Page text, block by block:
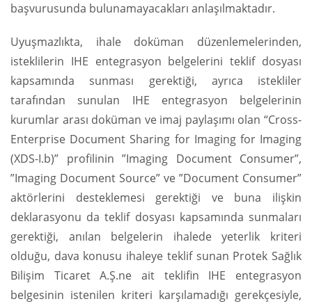
başvurusunda bulunamayacakları anlaşılmaktadır.
Uyuşmazlıkta, ihale doküman düzenlemelerinden,
isteklilerin IHE entegrasyon belgelerini teklif dosyası
kapsamında sunması gerektiği, ayrıca istekliler
tarafından sunulan IHE entegrasyon belgelerinin
kurumlar arası doküman ve imaj paylaşımı olan “Cross-
Enterprise Document Sharing for Imaging for Imaging
(XDS-I.b)” profilinin ”Imaging Document Consumer”,
”Imaging Document Source” ve ”Document Consumer”
aktörlerini desteklemesi gerektiği ve buna ilişkin
deklarasyonu da teklif dosyası kapsamında sunmaları
gerektiği, anılan belgelerin ihalede yeterlik kriteri
olduğu, dava konusu ihaleye teklif sunan Protek Sağlık
Bilişim Ticaret A.Ş.ne ait teklifin IHE entegrasyon
belgesinin istenilen kriteri karşılamadığı gerekçesiyle,